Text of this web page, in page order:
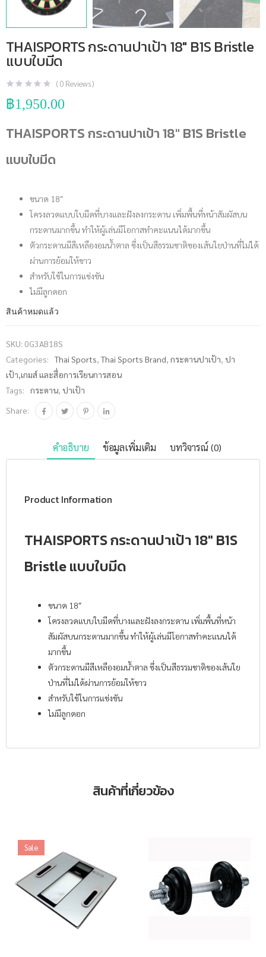
THAISPORTS กระดานปาเป้า 18″ B1S Bristle
แบบใบมีด
(0 Reviews )
฿1,950.00
THAISPORTS กระดานปาเป้า 18″ B1S Bristle
แบบใบมีด
ขนาด 18″
โครงลวดแบบใบมีดที่บางและฝังลงกระดาน เพิ่มพื้นที่หน้าสัมผัสบน
กระดานมากขึ้น ทำให้ผู้เล่นมีโอกาสทำคะแนนได้มากขึ้น
ตัวกระดานมีสีเหลืองอมน้ำตาล ซึ่งเป็นสีธรรมชาติของเส้นใยป่านที่ไม่ได้
ผ่านการย้อมให้ขาว
สำหรับใช้ในการแข่งขัน
ไม่มีลูกดอก
สินค้าหมดแล้ว
SKU: 0G3AB18S
Categories:
Thai Sports,Thai Sports Brand, กระดานปาเป้า, ปา
เป้า,เกมส์ และสื่อการเรียนการสอน
Tags:
กระดาน, ปาเป้า
Share:
คำอธิบาย ข้อมูลเพิ่มเติม บทวิจารณ์ (0)
Product Information
THAISPORTS กระดานปาเป้า 18″ B1S
Bristle แบบใบมีด
ขนาด 18″
โครงลวดแบบใบมีดที่บางและฝังลงกระดาน เพิ่มพื้นที่หน้า
สัมผัสบนกระดานมากขึ้น ทำให้ผู้เล่นมีโอกาสทำคะแนนได้
มากขึ้น
ตัวกระดานมีสีเหลืองอมน้ำตาล ซึ่งเป็นสีธรรมชาติของเส้นใย
ป่านที่ไม่ได้ผ่านการย้อมให้ขาว
สำหรับใช้ในการแข่งขัน
ไม่มีลูกดอก
สินค้าที่เกี่ยวข้อง
Sale